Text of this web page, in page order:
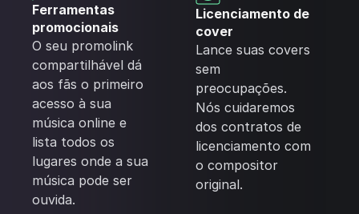
Ferramentas
promocionais
O seu promolink
compartilhável dá
aos fãs o primeiro
acesso à sua
música online e
lista todos os
lugares onde a sua
música pode ser
ouvida.
Licenciamento de
cover
Lance suas covers
sem
preocupações.
Nós cuidaremos
dos contratos de
licenciamento com
o compositor
original.